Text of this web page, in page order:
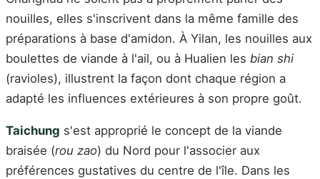
nouilles, elles s'inscrivent dans la même famille des
préparations à base d'amidon. À Yilan, les nouilles aux
boulettes de viande à l'ail, ou à Hualien les bian shi
(ravioles), illustrent la façon dont chaque région a
adapté les influences extérieures à son propre goût.
Taichung s'est approprié le concept de la viande
braisée (rou zao) du Nord pour l'associer aux
préférences gustatives du centre de l'île. Dans les